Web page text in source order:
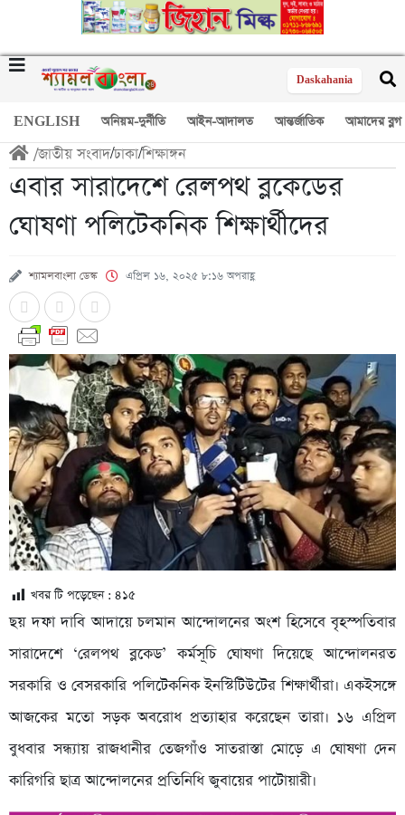
Daskahania
ENGLISH অনিয়ম-দুর্নীতি আইন-আদালত আন্তর্জাতিক আমাদের ব্লগ
/জাতীয় সংবাদ/ঢাকা/শিক্ষাঙ্গন
এবার সারাদেশে রেলপথ ব্লকেডের
ঘোষণা পলিটেকনিক শিক্ষার্থীদের
শ্যামলবাংলা ডেস্ক এপ্রিল ১৬, ২০২৫ ৮:১৬ অপরাহ্ণ
খবর টি পড়েছেন : ৪১৫
ছয় দফা দাবি আদায়ে চলমান আন্দোলনের অংশ হিসেবে বৃহস্পতিবার
সারাদেশে ‘রেলপথ ব্লকেড’ কর্মসূচি ঘোষণা দিয়েছে আন্দোলনরত
সরকারি ও বেসরকারি পলিটেকনিক ইনস্টিটিউটের শিক্ষার্থীরা। একইসঙ্গে
আজকের মতো সড়ক অবরোধ প্রত্যাহার করেছেন তারা। ১৬ এপ্রিল
বুধবার সন্ধ্যায় রাজধানীর তেজগাঁও সাতরাস্তা মোড়ে এ ঘোষণা দেন
কারিগরি ছাত্র আন্দোলনের প্রতিনিধি জুবায়ের পাটোয়ারী।